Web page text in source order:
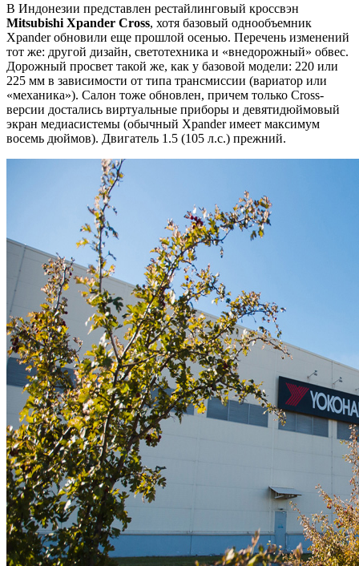
В Индонезии представлен рестайлинговый кроссвэн
Mitsubishi Xpander Cross, хотя базовый однообъемник
Xpander обновили еще прошлой осенью. Перечень изменений
тот же: другой дизайн, светотехника и «внедорожный» обвес.
Дорожный просвет такой же, как у базовой модели: 220 или
225 мм в зависимости от типа трансмиссии (вариатор или
«механика»). Салон тоже обновлен, причем только Cross-
версии достались виртуальные приборы и девятидюймовый
экран медиасистемы (обычный Xpander имеет максимум
восемь дюймов). Двигатель 1.5 (105 л.с.) прежний.